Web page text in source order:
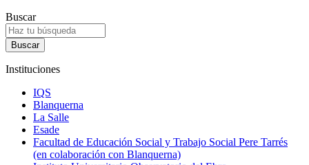
Buscar
Instituciones
IQS
Blanquerna
La Salle
Esade
Facultad de Educación Social y Trabajo Social Pere Tarrés
(en colaboración con Blanquerna)